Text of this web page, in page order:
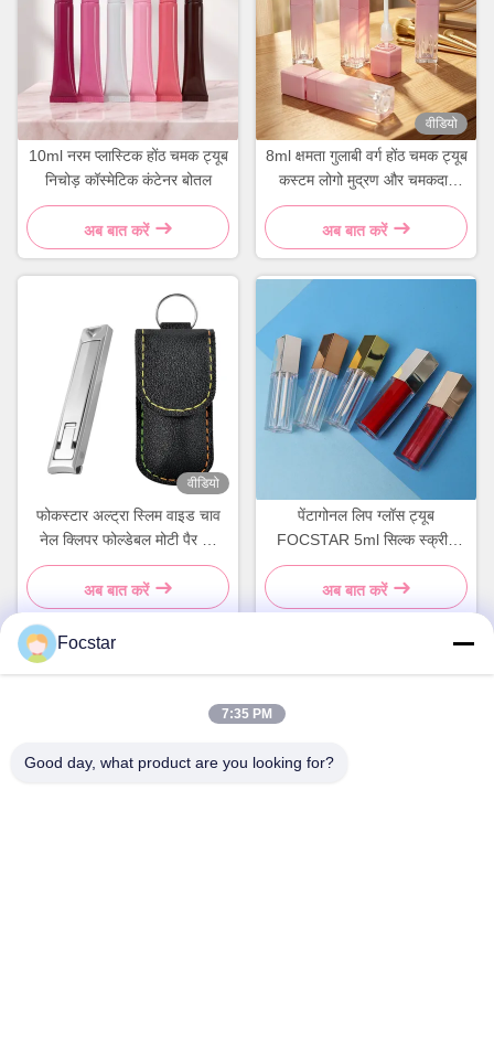
10ml नरम प्लास्टिक होंठ चमक ट्यूब
निचोड़ कॉस्मेटिक कंटेनर बोतल
अब बात करें
वीडियो
8ml क्षमता गुलाबी वर्ग होंठ चमक ट्यूब
कस्टम लोगो मुद्रण और चमकदार
सतह के साथ
अब बात करें
वीडियो
फोकस्टार अल्ट्रा स्लिम वाइड चाव
नेल क्लिपर फोल्डेबल मोटी पैर की
नाखून काटने वाली मशीन
अब बात करें
पेंटागोनल लिप ग्लॉस ट्यूब
FOCSTAR 5ml सिल्क स्क्रीन
प्रिंटिंग के साथ लिप ग्लॉस
अब बात करें
पता
Focstar
7:35 PM
Good day, what product are you looking for?